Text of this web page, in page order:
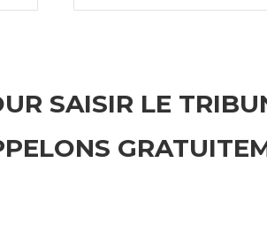
SAISIR LE